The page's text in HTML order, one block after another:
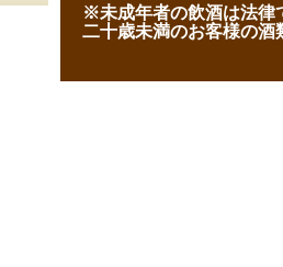
※未成年者の飲酒は法律
二十歳未満のお客様の酒